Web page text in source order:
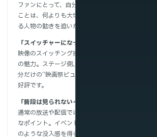
ファンにとって、自分の“好きな俳優・監督”が映る
ことは、何よりも大切です。マルチアングル配信で
る人物の動きを追いかけられるため、満足度が向上
「スイッチャーになった気分で楽しい」
映像のスイッチング操作を、視聴者自身が体験で
の魅力。ステージ側、レッドカーペッド側などを
分だけの“映画祭ビュー”を作り出せる感覚は、新し
好評です。
「普段は見られないイベントの裏側もチェックでき
通常の放送や配信ではなかなか映らない“裏側”が
なポイント。イベントの臨場感がさらに高まり、
のような没入感を得られます。